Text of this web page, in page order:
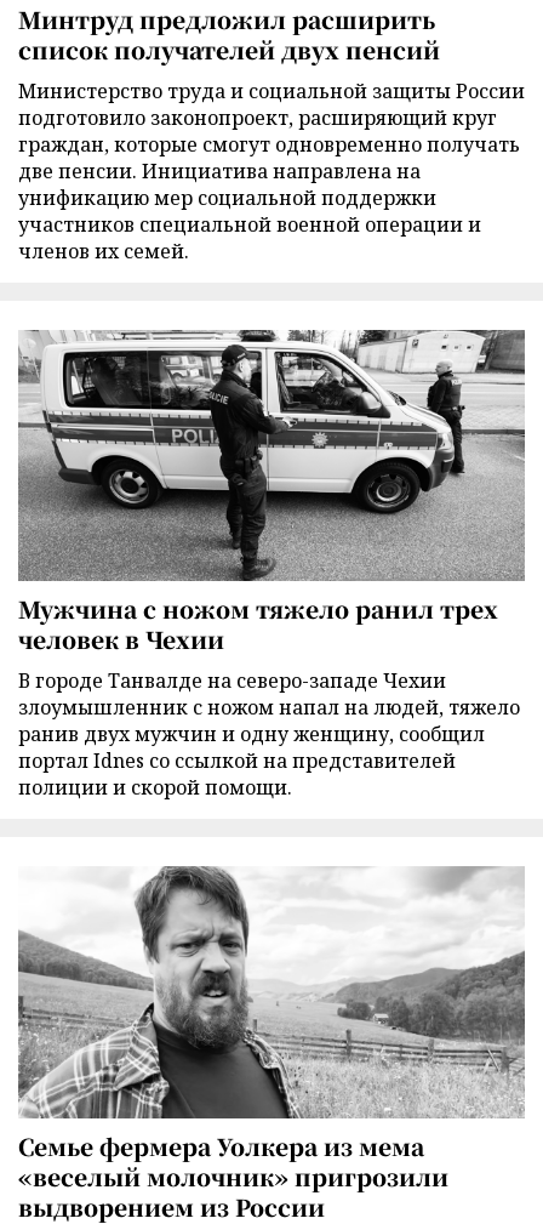
Минтруд предложил расширить
список получателей двух пенсий
Министерство труда и социальной защиты России
подготовило законопроект, расширяющий круг
граждан, которые смогут одновременно получать
две пенсии. Инициатива направлена на
унификацию мер социальной поддержки
участников специальной военной операции и
членов их семей.
Мужчина с ножом тяжело ранил трех
человек в Чехии
В городе Танвалде на северо-западе Чехии
злоумышленник с ножом напал на людей, тяжело
ранив двух мужчин и одну женщину, сообщил
портал Idnes со ссылкой на представителей
полиции и скорой помощи.
Семье фермера Уолкера из мема
«веселый молочник» пригрозили
выдворением из России